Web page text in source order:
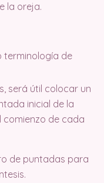
la oreja.
terminología de
será útil colocar un
inicial de la
de cada
de puntadas para